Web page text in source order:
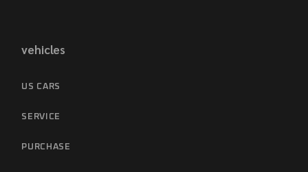
vehicles
US CARS
SERVICE
PURCHASE